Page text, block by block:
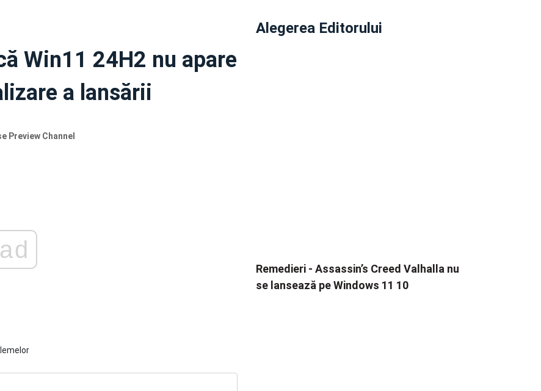
Win11 24H2 nu apare
a lansării
Preview Channel
ad
Alegerea Editorului
Remedieri - Assassin’s Creed Valhalla nu
se lansează pe Windows 11 10